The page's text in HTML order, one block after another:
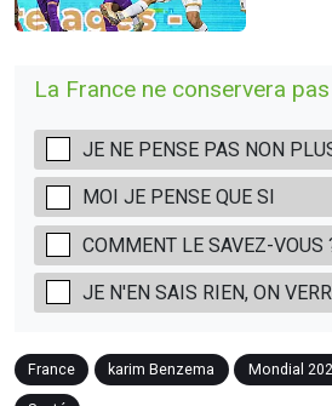
La France ne conservera
JE NE PENSE PAS NON
MOI JE PENSE QUE SI
COMMENT LE SAVEZ-VOUS
JE N'EN SAIS RIEN, ON
France karim Benzema Mondial